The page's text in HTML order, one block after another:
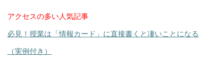
アクセスの多い人気記事
必見！授業は「情報カード」に直接書くと凄いことになる
（実例付き）